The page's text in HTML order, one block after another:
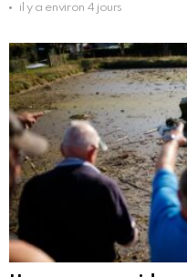
il y a environ 4 jours